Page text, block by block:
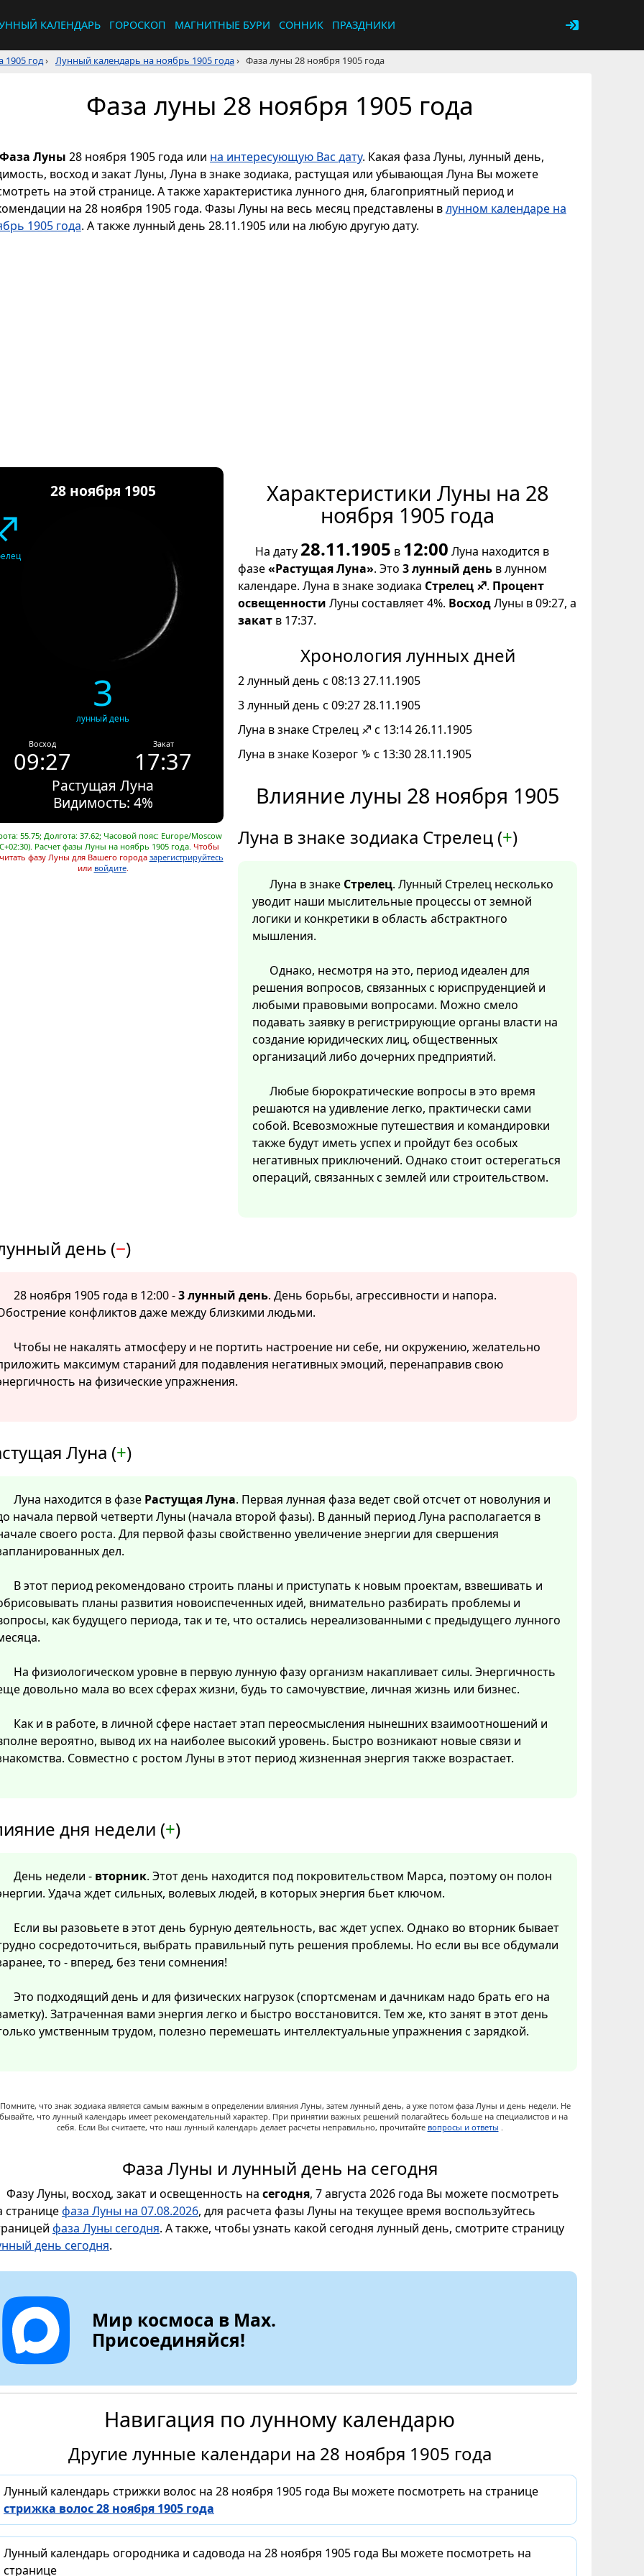
КАЛЕНДАРЬ ГОРОСКОП МАГНИТНЫЕ БУРИ СОННИК ПРАЗДНИКИ
1905 год› Лунный календарь на ноябрь 1905 года› Фаза луны 28 ноября 1905 года
Фаза луны 28 ноября 1905 года
Фаза Луны 28 ноября 1905 года или на интересующую Вас дату. Какая фаза Луны, лунный день,
восход и закат Луны, Луна в знаке зодиака, растущая или убывающая Луна Вы можете
на этой странице. А также характеристика лунного дня, благоприятный период и
на 28 ноября 1905 года. Фазы Луны на весь месяц представлены влунном календаре на
1905 года. А также лунный день 28.11.1905 или на любую другую дату.
28 ноября 1905
3
лунный день
Восход
09:27
Закат
17:37
Растущая Луна
Видимость: 4%
55.75; Долгота: 37.62; Часовой пояс: Europe/Moscow
Расчет фазы Луны на ноябрь 1905 года. Чтобы
фазу Луны для Вашего города зарегистрируйтесь
или войдите.
Характеристики Луны на 28
ноября 1905 года
На дату 28.11.1905 в 12:00 Луна находится в
фазе«Растущая Луна». Это 3 лунный день в лунном
календаре. Луна в знаке зодиака Стрелец ♐. Процент
освещенности Луны составляет 4%. ВосходЛуны в 09:27, а
закат в 17:37.
Хронология лунных дней
2 лунный день с 08:13 27.11.1905
3 лунный день с 09:27 28.11.1905
Луна в знаке Стрелец ♐ с 13:14 26.11.1905
Луна в знаке Козерог ♑ с 13:30 28.11.1905
Влияние луны 28 ноября 1905
Луна в знаке зодиака Стрелец (+)
Луна в знаке Стрелец. Лунный Стрелец несколько
уводит наши мыслительные процессы от земной
логики и конкретики в область абстрактного
мышления.
Однако, несмотря на это, период идеален для
решения вопросов, связанных с юриспруденцией и
любыми правовыми вопросами. Можно смело
подавать заявку в регистрирующие органы власти на
создание юридических лиц, общественных
организаций либо дочерних предприятий.
Любые бюрократические вопросы в это время
решаются на удивление легко, практически сами
собой. Всевозможные путешествия и командировки
также будут иметь успех и пройдут без особых
негативных приключений. Однако стоит остерегаться
операций, связанных с землей или строительством.
день (−)
28 ноября 1905 года в 12:00 -3 лунный день. День борьбы, агрессивности и напора.
конфликтов даже между близкими людьми.
Чтобы не накалять атмосферу и не портить настроение ни себе, ни окружению, желательно
максимум стараний для подавления негативных эмоций, перенаправив свою
на физические упражнения.
Луна (+)
Луна находится в фазе Растущая Луна. Первая лунная фаза ведет свой отсчет от новолуния и
начала первой четверти Луны (начала второй фазы). В данный период Луна располагается в
своего роста. Для первой фазы свойственно увеличение энергии для свершения
дел.
В этот период рекомендовано строить планы и приступать к новым проектам, взвешивать и
планы развития новоиспеченных идей, внимательно разбирать проблемы и
как будущего периода, так и те, что остались нереализованными с предыдущего лунного
На физиологическом уровне в первую лунную фазу организм накапливает силы. Энергичность
довольно мала во всех сферах жизни, будь то самочувствие, личная жизнь или бизнес.
Как и в работе, в личной сфере настает этап переосмысления нынешних взаимоотношений и
вероятно, вывод их на наиболее высокий уровень. Быстро возникают новые связи и
Совместно с ростом Луны в этот период жизненная энергия также возрастает.
дня недели (+)
День недели - вторник. Этот день находится под покровительством Марса, поэтому он полон
Удача ждет сильных, волевых людей, в которых энергия бьет ключом.
Если вы разовьете в этот день бурную деятельность, вас ждет успех. Однако во вторник бывает
сосредоточиться, выбрать правильный путь решения проблемы. Но если вы все обдумали
то - вперед, без тени сомнения!
Это подходящий день и для физических нагрузок (спортсменам и дачникам надо брать его на
Затраченная вами энергия легко и быстро восстановится. Тем же, кто занят в этот день
умственным трудом, полезно перемешать интеллектуальные упражнения с зарядкой.
Помните, что знак зодиака является самым важным в определении влияния Луны, затем лунный день, а уже потом фаза Луны и день недели. Не
что лунный календарь имеет рекомендательный характер. При принятии важных решений полагайтесь больше на специалистов и на
себя. Если Вы считаете, что наш лунный календарь делает расчеты неправильно, прочитайте вопросы и ответы .
Фаза Луны и лунный день на сегодня
Фазу Луны, восход, закат и освещенность на сегодня, 7 августа 2026 года Вы можете посмотреть
страницефаза Луны на 07.08.2026, для расчета фазы Луны на текущее время воспользуйтесь
фаза Луны сегодня. А также, чтобы узнать какой сегодня лунный день, смотрите страницу
день сегодня.
Мир космоса в Max.
Присоединяйся!
Навигация по лунному календарю
Другие лунные календари на 28 ноября 1905 года
Лунный календарь стрижки волос на 28 ноября 1905 года Вы можете посмотреть на странице
стрижка волос 28 ноября 1905 года
Лунный календарь огородника и садовода на 28 ноября 1905 года Вы можете посмотреть на
странице